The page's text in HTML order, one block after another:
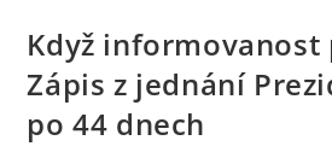
Když informovanost
Zápis z jednání
po 44 dnech